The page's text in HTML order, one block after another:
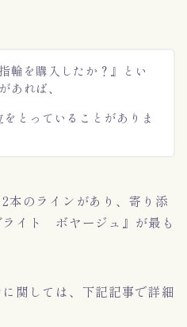
輪を購入したか？』とい
あれば、
をとっていることがありま
本のラインがあり、寄り添
ライト ボヤージュ』が最も
関しては、下記記事で詳細